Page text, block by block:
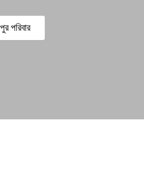
পরিবার